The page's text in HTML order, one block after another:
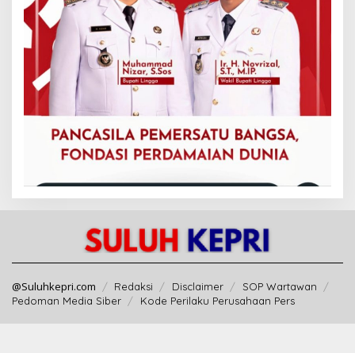
@Suluhkepri.com Redaksi Disclaimer
SOP Wartawan
Pedoman Media Siber
Kode Perilaku Perusahaan Pers